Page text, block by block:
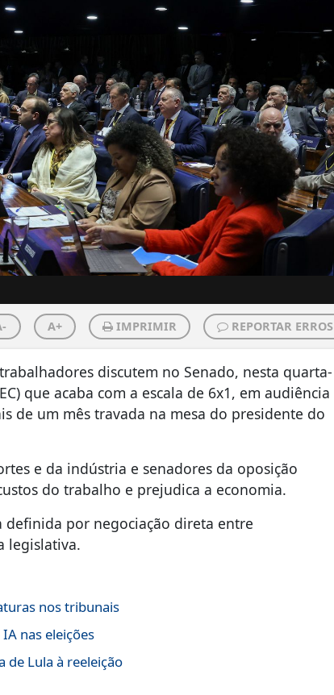
A+ IMPRIMIR REPORTAR ERROS
discutem no Senado, nesta quarta-
que acaba com a escala de 6x1, em audiência
de um mês travada na mesa do presidente do
e da indústria e senadores da oposição
do trabalho e prejudica a economia.
por negociação direta entre
legislativa.
nos tribunais
nas eleições
de Lula à reeleição